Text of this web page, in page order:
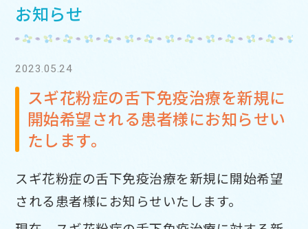
お知らせ
2023.05.24
スギ花粉症の舌下免疫治療を新規に
開始希望される患者様にお知らせい
たします。
スギ花粉症の舌下免疫治療を新規に開始希望
される患者様にお知らせいたします。